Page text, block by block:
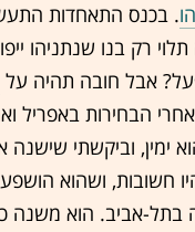
. בכנס התאחדות
רק בנו שנתניהו
אבל חובה תהיה על
הבחירות באפריל
ימין, וביקשתי שישנה
חשובות, ושהוא הושפע
בתל-אביב. הוא משנה